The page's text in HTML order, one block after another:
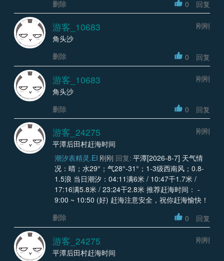
删除
0 回复
游客_10683
刚刚
角头沙
删除
0 回复
游客_10683
刚刚
角头沙
删除
0 回复
游客_24275
刚刚
平潭后田村赶海时间
潮汐表精灵.EI 刚刚 回复: 平潭[2026-8-7] 天气情
况：晴；水29°；气28°-31°；1-3级西南风；0.8-
1.5浪 当日潮汐：04:11满6米 / 10:47干1.7米 /
17:16满5.8米 / 23:24干2.8米 推荐赶海时间： -
9:00 ~ 10:50 (好) 赶海注意安全，祝你赶海愉快！
删除
0 回复
游客_24275
刚刚
平潭后田村赶海时间